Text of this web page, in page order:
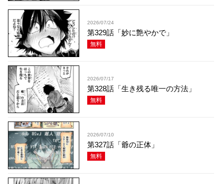
2026/07/24
第329話「妙に艶やかで」
無料
2026/07/17
第328話「生き残る唯一の方法」
無料
2026/07/10
第327話「爺の正体」
無料